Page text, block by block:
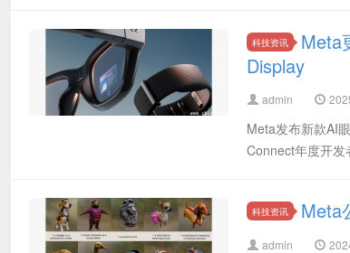
科技资讯
Meta
Display
admin
Meta发布新款AI
Connect年度开
科技资讯 Meta
admin